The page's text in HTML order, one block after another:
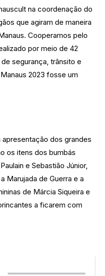
na coordenação do
que agiram de maneira
Cooperamos pelo
por meio de 42
segurança, trânsito e
2023 fosse um
dos grandes
os itens dos bumbás
e Sebastião Júnior,
Marujada de Guerra e a
de Márcia Siqueira e
a ficarem com